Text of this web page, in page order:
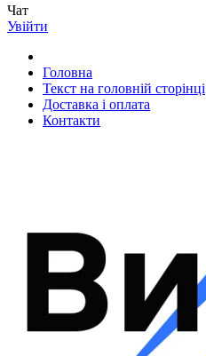
Чат
Увійти
Головна
Текст на головній сторінці
Доставка і оплата
Контакти